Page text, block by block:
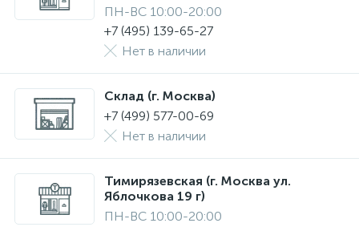
ПН-ВС 10:00-20:00
+7 (495) 139-65-27
Нет в наличии
Склад (г. Москва)
+7 (499) 577-00-69
Нет в наличии
Тимирязевская (г. Москва ул.
Яблочкова 19 г)
ПН-ВС 10:00-20:00